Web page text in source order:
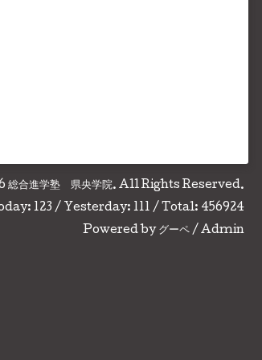
総合進学塾 県央学院. All Rights Reserved.
123 / Yesterday: 111 / Total: 456924
Powered by グーペ / Admin